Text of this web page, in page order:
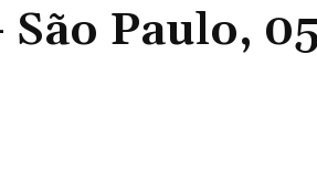
Paulo, 05